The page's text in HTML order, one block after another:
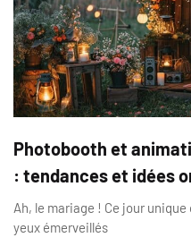
Photobooth et
: tendances et idées
Ah, le mariage ! Ce jour
yeux émerveillés